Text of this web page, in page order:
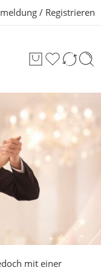
/ Registrieren
mit einer